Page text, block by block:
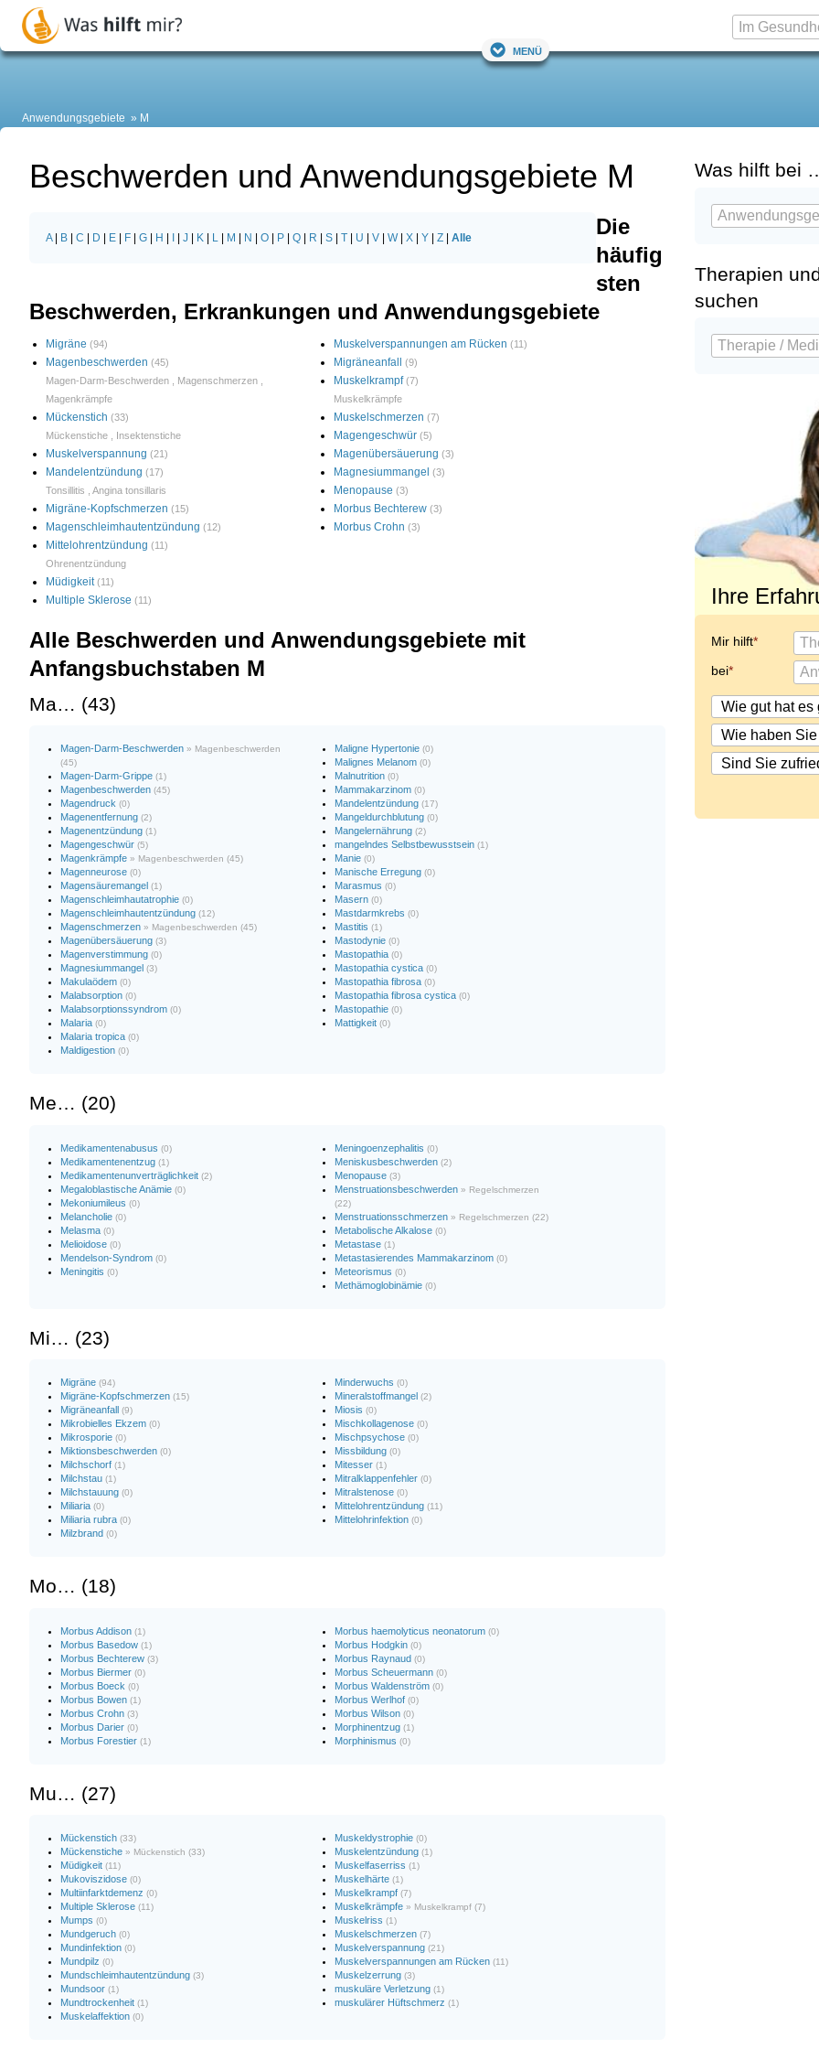
Menü
Anwendungsgebiete M
Beschwerden und Anwendungsgebiete M
A| B C D E F G H J K L M N O P Q R S T U V W| X Y Z Alle
Die
häufig
sten
Beschwerden, Erkrankungen und Anwendungsgebiete
Migräne (94)
Magenbeschwerden (45)
Magen-Darm-Beschwerden
Magenschmerzen
Magenkrämpfe
Mückenstich (33)
Mückenstiche
Insektenstiche
Muskelverspannung (21)
Mandelentzündung (17)
Tonsillitis
Angina tonsillaris
Migräne-Kopfschmerzen (15)
Magenschleimhautentzündung (12)
Mittelohrentzündung (11)
Ohrenentzündung
Müdigkeit (11)
Multiple Sklerose (11)
Muskelverspannungen am Rücken (11)
Migräneanfall (9)
Muskelkrampf (7)
Muskelkrämpfe
Muskelschmerzen (7)
Magengeschwür (5)
Magenübersäuerung (3)
Magnesiummangel (3)
Menopause (3)
Morbus Bechterew (3)
Morbus Crohn (3)
Alle Beschwerden und Anwendungsgebiete mit
Anfangsbuchstaben M
Ma… (43)
Magen-Darm-Beschwerden » Magenbeschwerden
(45)
Magen-Darm-Grippe (1)
Magenbeschwerden (45)
Magendruck (0)
Magenentfernung (2)
Magenentzündung (1)
Magengeschwür (5)
Magenkrämpfe » Magenbeschwerden (45)
Magenneurose (0)
Magensäuremangel (1)
Magenschleimhautatrophie (0)
Magenschleimhautentzündung (12)
Magenschmerzen » Magenbeschwerden (45)
Magenübersäuerung (3)
Magenverstimmung (0)
Magnesiummangel (3)
Makulaödem (0)
Malabsorption (0)
Malabsorptionssyndrom (0)
Malaria (0)
Malaria tropica (0)
Maldigestion (0)
Maligne Hypertonie (0)
Malignes Melanom (0)
Malnutrition (0)
Mammakarzinom (0)
Mandelentzündung (17)
Mangeldurchblutung (0)
Mangelernährung (2)
mangelndes Selbstbewusstsein (1)
Manie (0)
Manische Erregung (0)
Marasmus (0)
Masern (0)
Mastdarmkrebs (0)
Mastitis (1)
Mastodynie (0)
Mastopathia (0)
Mastopathia cystica (0)
Mastopathia fibrosa (0)
Mastopathia fibrosa cystica (0)
Mastopathie (0)
Mattigkeit (0)
Me… (20)
Medikamentenabusus (0)
Medikamentenentzug (1)
Medikamentenunverträglichkeit (2)
Megaloblastische Anämie (0)
Mekoniumileus (0)
Melancholie (0)
Melasma (0)
Melioidose (0)
Mendelson-Syndrom (0)
Meningitis (0)
Meningoenzephalitis (0)
Meniskusbeschwerden (2)
Menopause (3)
Menstruationsbeschwerden » Regelschmerzen
(22)
Menstruationsschmerzen » Regelschmerzen (22)
Metabolische Alkalose (0)
Metastase (1)
Metastasierendes Mammakarzinom (0)
Meteorismus (0)
Methämoglobinämie (0)
Mi… (23)
Migräne (94)
Migräne-Kopfschmerzen (15)
Migräneanfall (9)
Mikrobielles Ekzem (0)
Mikrosporie (0)
Miktionsbeschwerden (0)
Milchschorf (1)
Milchstau (1)
Milchstauung (0)
Miliaria (0)
Miliaria rubra (0)
Milzbrand (0)
Minderwuchs (0)
Mineralstoffmangel (2)
Miosis (0)
Mischkollagenose (0)
Mischpsychose (0)
Missbildung (0)
Mitesser (1)
Mitralklappenfehler (0)
Mitralstenose (0)
Mittelohrentzündung (11)
Mittelohrinfektion (0)
Mo… (18)
Morbus Addison (1)
Morbus Basedow (1)
Morbus Bechterew (3)
Morbus Biermer (0)
Morbus Boeck (0)
Morbus Bowen (1)
Morbus Crohn (3)
Morbus Darier (0)
Morbus Forestier (1)
Morbus haemolyticus neonatorum (0)
Morbus Hodgkin (0)
Morbus Raynaud (0)
Morbus Scheuermann (0)
Morbus Waldenström (0)
Morbus Werlhof (0)
Morbus Wilson (0)
Morphinentzug (1)
Morphinismus (0)
Mu… (27)
Mückenstich (33)
Mückenstiche » Mückenstich (33)
Müdigkeit (11)
Mukoviszidose (0)
Multiinfarktdemenz (0)
Multiple Sklerose (11)
Mumps (0)
Mundgeruch (0)
Mundinfektion (0)
Mundpilz (0)
Mundschleimhautentzündung (3)
Mundsoor (1)
Mundtrockenheit (1)
Muskelaffektion (0)
Muskeldystrophie (0)
Muskelentzündung (1)
Muskelfaserriss (1)
Muskelhärte (1)
Muskelkrampf (7)
Muskelkrämpfe » Muskelkrampf (7)
Muskelriss (1)
Muskelschmerzen (7)
Muskelverspannung (21)
Muskelverspannungen am Rücken (11)
Muskelzerrung (3)
muskuläre Verletzung (1)
muskulärer Hüftschmerz (1)
Was hilft bei
Therapien
suchen
Ihre
Mir hilft
bei